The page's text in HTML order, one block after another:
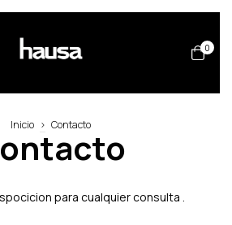
0
Inicio > Contacto
para cualquier consulta .